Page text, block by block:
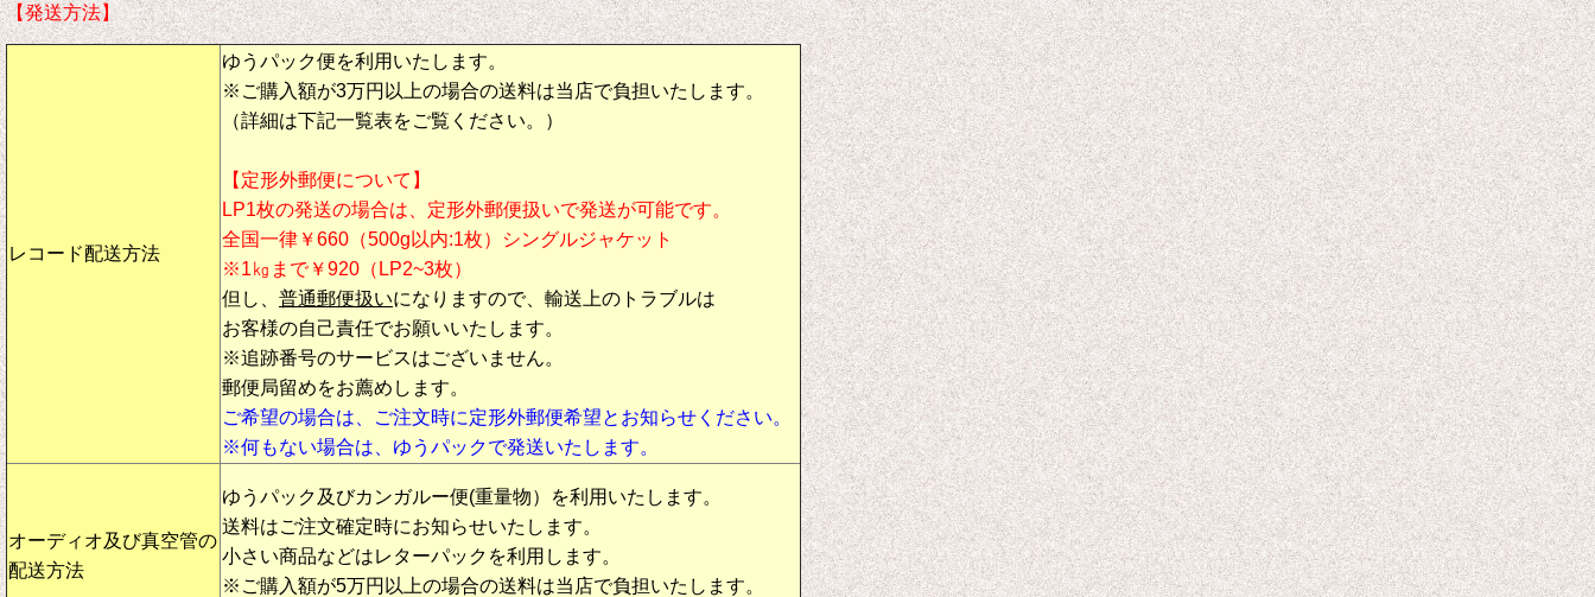
【発送方法】
レコード配送方法
ゆうパック便を利用いたします。
※ご購入額が3万円以上の場合の送料は当店で負担いたします。
（詳細は下記一覧表をご覧ください。）
【定形外郵便について】
LP1枚の発送の場合は、定形外郵便扱いで発送が可能です。
全国一律￥660（500g以内:1枚）シングルジャケット
※1㎏まで￥920（LP2~3枚）
但し、 普通郵便扱いになりますので、輸送上のトラブルは
お客様の自己責任でお願いいたします。
※追跡番号のサービスはございません。
郵便局留めをお薦めします。
ご希望の場合は、ご注文時に定形外郵便希望とお知らせください。
※何もない場合は、ゆうパックで発送いたします。
オーディオ及び真空管の
配送方法
ゆうパック及びカンガルー便(重量物）を利用いたします。
送料はご注文確定時にお知らせいたします。
小さい商品などはレターパックを利用します。
※ご購入額が5万円以上の場合の送料は当店で負担いたします。